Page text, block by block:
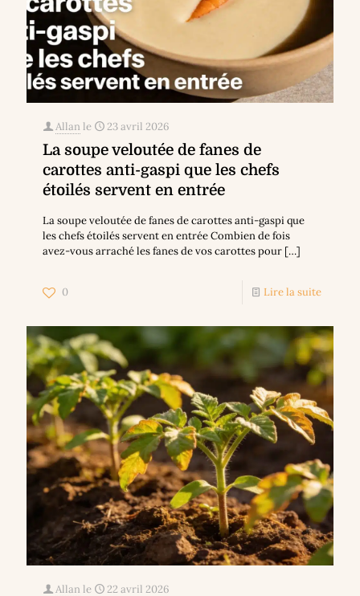
Allan le 23 avril 2026
La soupe veloutée de fanes de
carottes anti-gaspi que les chefs
étoilés servent en entrée
La soupe veloutée de fanes de carottes anti-gaspi que
les chefs étoilés servent en entrée Combien de fois
avez-vous arraché les fanes de vos carottes pour […]
0 Lire la suite
Allan le 22 avril 2026